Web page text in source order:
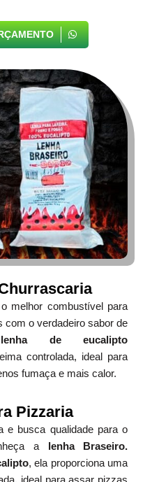
melhor combustível para
com o verdadeiro sabor de
lenha de eucalipto
controlada, ideal para
fumaça e mais calor.
Pizzaria
e busca qualidade para o
a lenha Braseiro.
, ela proporciona uma
ideal para assar pizzas